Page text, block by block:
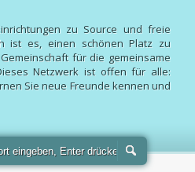
zu Source und freie
ist es, einen schönen Platz zu
für die gemeinsame
Netzwerk ist offen für alle:
Sie neue Freunde kennen und